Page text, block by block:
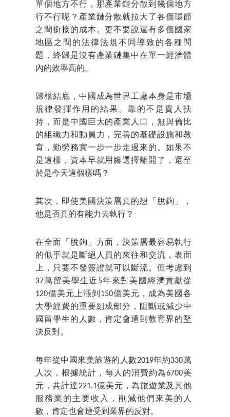
單個地方不行，那產業鏈分散到幾個地方
行不行呢？產業鏈分散就拉大了各個環節
之間銜接的成本。更不要說還有多個國家
地區之間的法律法規不同導致的各種問
題，終歸是沒有產業鏈集中在單一經濟體
內的效率高的。
歸根結底，中國成為世界工廠本身是市場
規律發揮作用的結果。靠的不是貴人扶
持，而是中國巨大的產業人口，無與倫比
的組織力和動員力，完善的基礎設施和教
育，勤勞務實一步一步走過來的。如果不
是這樣，資本早就用腳選擇離開了，還至
於是今天這個樣嗎？
其次，即使美國決策層真的想「脫鉤」，
他是否真的有能力去執行？
在全面「脫鉤」方面，決策層最容易執行
的似乎就是斷絕人員的來往和交流，表面
上，只要不發簽證就可以斷流。但考慮到
37萬留美學生近5年來對美國經濟貢獻從
120億美元上漲到150億美元，成為美國各
大學經費的重要組成部分，阻斷或減少中
國留學生的人數，肯定會遭到教育界的堅
決反對。
每年從中國來美旅遊的人數2019年約330萬
人次，根據統計，每人的消費約為6700美
元，共計達221.1億美元，為旅遊業及其他
服務業的主要收入，削減他們來美的人
數，肯定也會遭受到業界的反對。